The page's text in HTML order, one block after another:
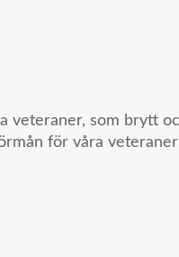
veteraner, som brytt
för våra